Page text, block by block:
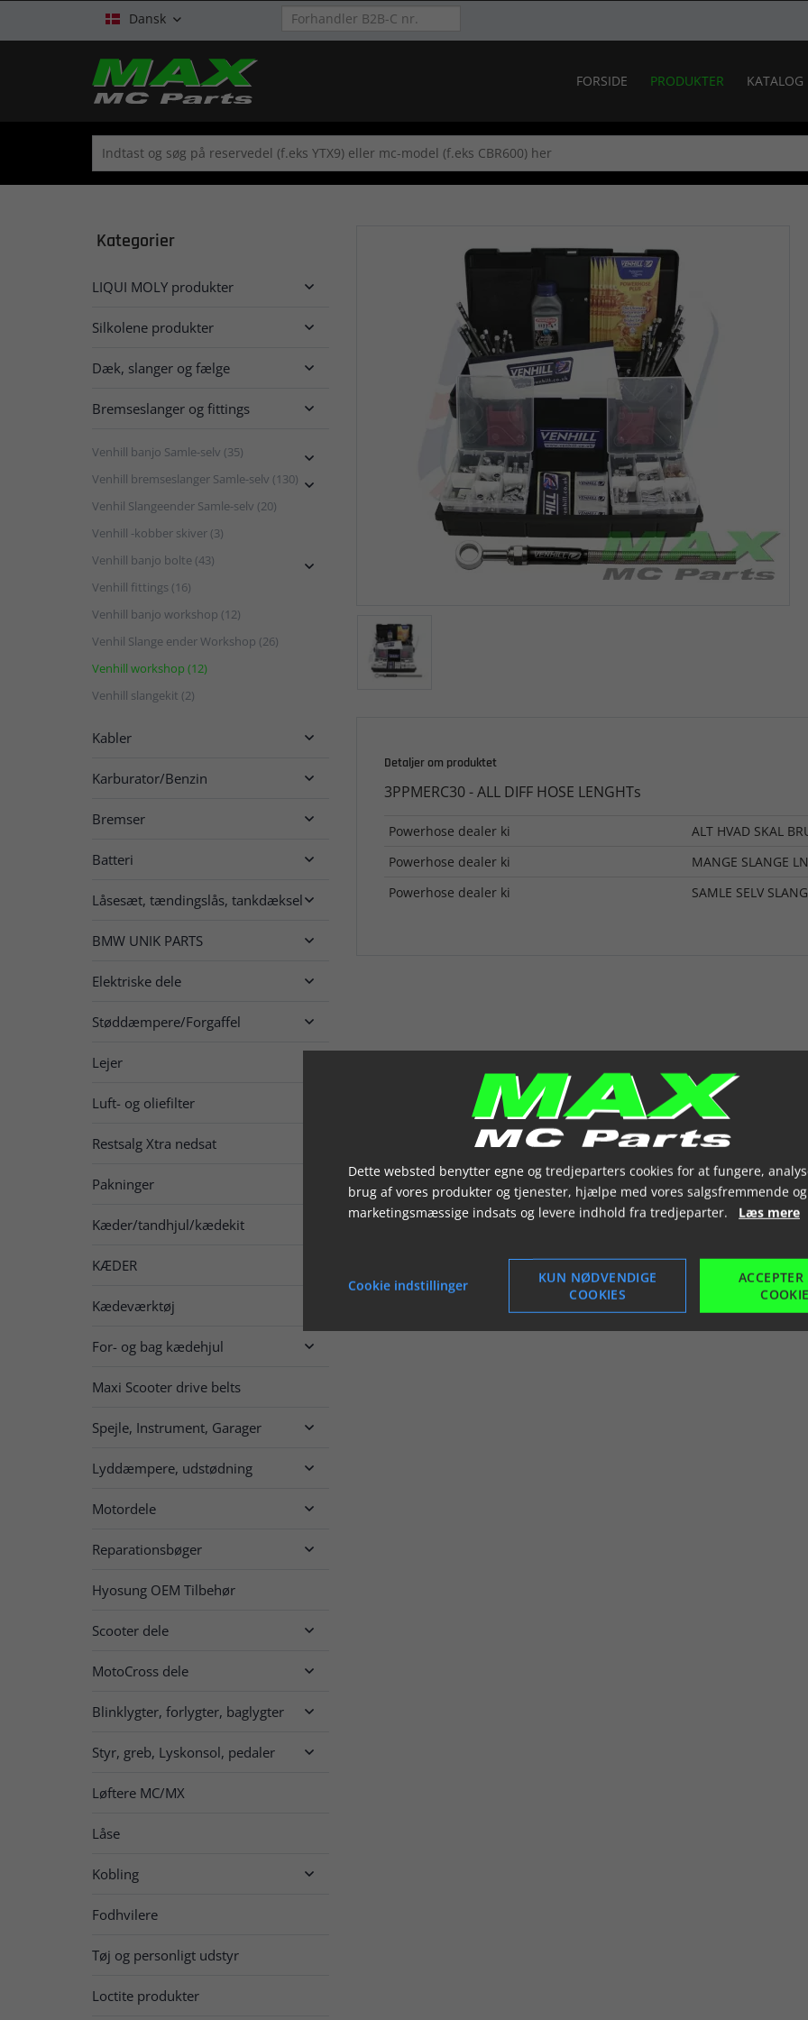
Dansk 
FORSIDE PRODUKTER KATALOG
Kategorier
LIQUI MOLY produkter 
Silkolene produkter 
Dæk, slanger og fælge 
Bremseslanger og fittings 
Venhill banjo Samle-selv (35) 
Venhill bremseslanger Samle-selv (130) 
Venhil Slangeender Samle-selv (20)
Venhill -kobber skiver (3)
Venhill banjo bolte (43)

Venhill fittings (16)
Venhill banjo workshop (12)
Venhil Slange ender Workshop (26)
Venhill workshop (12)
Venhill slangekit (2)
Kabler 
Karburator/Benzin 
Bremser 
Batteri 
Låsesæt, tændingslås, tankdæksel
BMW UNIK PARTS 
Elektriske dele 
Støddæmpere/Forgaffel 
Lejer
Luft- og oliefilter
Restsalg Xtra nedsat
Pakninger
Kæder/tandhjul/kædekit
KÆDER
Kædeværktøj
For- og bag kædehjul 
Maxi Scooter drive belts
Spejle, Instrument, Garager 
Lyddæmpere, udstødning 
Motordele 
Reparationsbøger 
Hyosung OEM Tilbehør
Scooter dele 
MotoCross dele 
Blinklygter, forlygter, baglygter 
Styr, greb, Lyskonsol, pedaler 
Løftere MC/MX
Låse
Kobling 
Fodhvilere
Tøj og personligt udstyr
Loctite produkter
Detaljer om produktet
3PPMERC30 - ALL DIFF HOSE LENGHTs
Powerhose dealer ki
ALT HVAD SKAL
Powerhose dealer ki
MANGE SLANGE
Powerhose dealer ki
SAMLE SELV
Dette websted benytter egne og tredjeparters cookies for at fungere,
brug af vores produkter og tjenester, hjælpe med vores salgsfremmende og
marketingsmæssige indsats og levere indhold fra tredjeparter. Læs mere
Cookie indstillinger
KUN NØDVENDIGE
COOKIES